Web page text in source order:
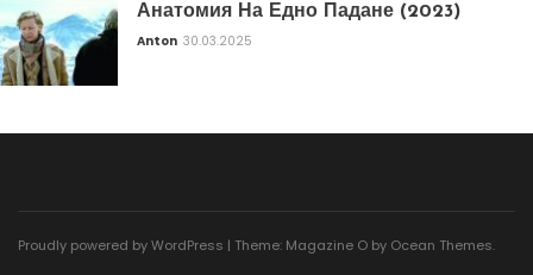
Анатомия На Едно Падане (2023)
Anton 30.03.2025
Proudly powered by WordPress | Theme: Magazine O by Ocean Themes.